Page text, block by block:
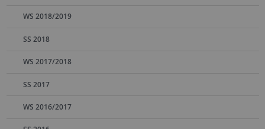
WS 2018/2019
SS 2018
WS 2017/2018
SS 2017
WS 2016/2017